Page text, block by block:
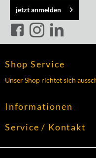
jetzt anmelden
Shop Service
Unser Shop richtet sich
Informationen
Service / Kontakt